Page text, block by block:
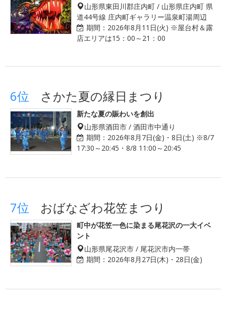
山形県東田川郡庄内町 / 山形県庄内町 県
道44号線 庄内町ギャラリー温泉町湯周辺
期間： 2026年8月11日(火) ※屋台村＆露
店エリアは15：00～21：00
6位 さかた夏の縁日まつり
新たな夏の賑わいを創出
山形県酒田市 / 酒田市中通り
期間： 2026年8月7日(金)・8日(土) ※8/7
17:30～20:45・8/8 11:00～20:45
7位 おばなざわ花笠まつり
町中が花笠一色に染まる尾花沢の一大イベ
ント
山形県尾花沢市 / 尾花沢市内一帯
期間： 2026年8月27日(木)・28日(金)